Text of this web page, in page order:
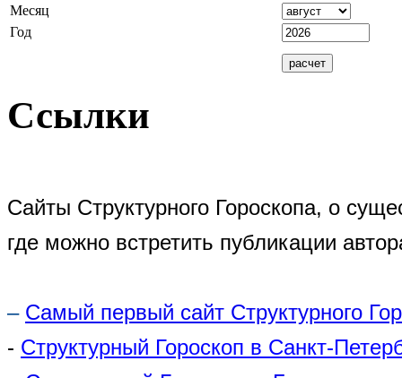
Месяц
Год
Ссылки
Сайты Структурного Гороскопа, о
где можно встретить публикации
– Самый первый сайт Структурного
- Структурный Гороскоп в Санкт-